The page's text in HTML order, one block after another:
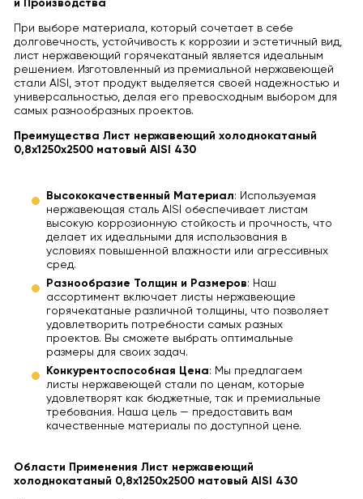
и Производства
При выборе материала, который сочетает в себе
долговечность, устойчивость к коррозии и эстетичный вид,
лист нержавеющий горячекатаный является идеальным
решением. Изготовленный из премиальной нержавеющей
стали AISI, этот продукт выделяется своей надежностью и
универсальностью, делая его превосходным выбором для
самых разнообразных проектов.
Преимущества Лист нержавеющий холоднокатаный
0,8х1250х2500 матовый AISI 430
Высококачественный Материал: Используемая
нержавеющая сталь AISI обеспечивает листам
высокую коррозионную стойкость и прочность, что
делает их идеальными для использования в
условиях повышенной влажности или агрессивных
сред.
Разнообразие Толщин и Размеров: Наш
ассортимент включает листы нержавеющие
горячекатаные различной толщины, что позволяет
удовлетворить потребности самых разных
проектов. Вы сможете выбрать оптимальные
размеры для своих задач.
Конкурентоспособная Цена: Мы предлагаем
листы нержавеющей стали по ценам, которые
удовлетворят как бюджетные, так и премиальные
требования. Наша цель — предоставить вам
качественные материалы по доступной цене.
Области Применения Лист нержавеющий
холоднокатаный 0,8х1250х2500 матовый AISI 430